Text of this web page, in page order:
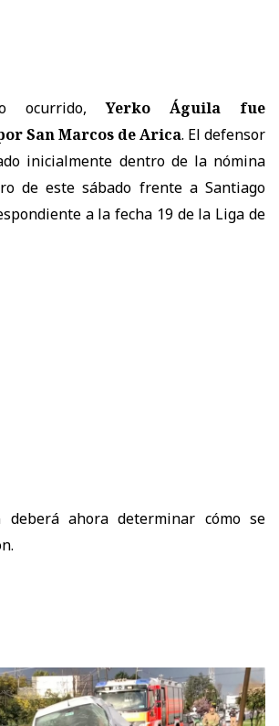
ocurrido,Yerko Águila fue
San Marcos de Arica. El defensor
inicialmente dentro de la nómina
de este sábado frente a Santiago
a la fecha 19 de la Liga de
deberá ahora determinar cómo se